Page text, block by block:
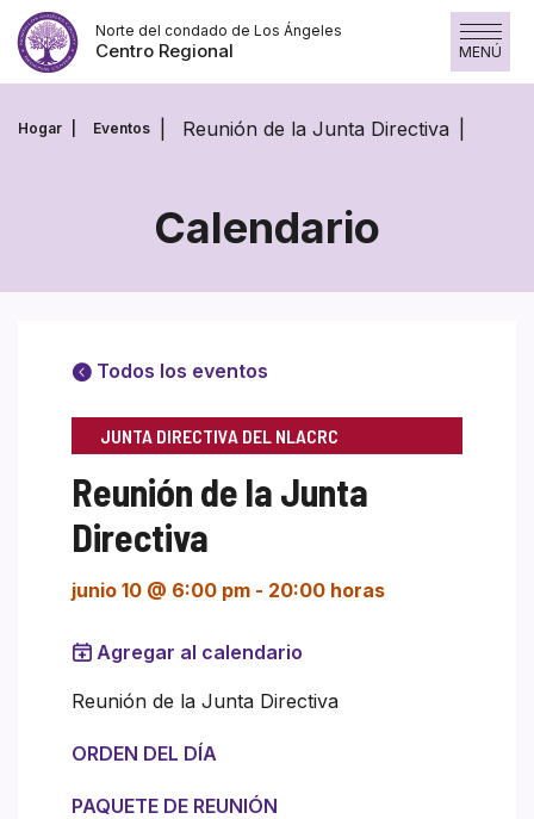
Saltar
contenido
Norte del condado de Los Ángeles
Centro Regional MENÚ
Hogar Eventos Reunión de la Junta Directiva
Calendario
Todos los eventos
JUNTA DIRECTIVA DEL NLACRC
Reunión de la Junta
Directiva
junio 10 @ 6:00 pm - 20:00 horas
Agregar al calendario
Reunión de la Junta Directiva
ORDEN DEL DÍA
PAQUETE DE REUNIÓN